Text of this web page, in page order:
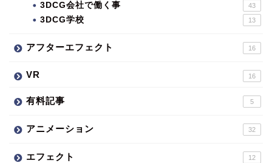
3DCG会社で働く事 43
3DCG学校 13
アフターエフェクト 16
VR 16
有料記事 5
アニメーション 32
エフェクト 12